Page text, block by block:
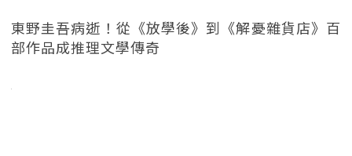
東野圭吾病逝！從《放學後》到《解憂雜貨店》百
部作品成推理文學傳奇